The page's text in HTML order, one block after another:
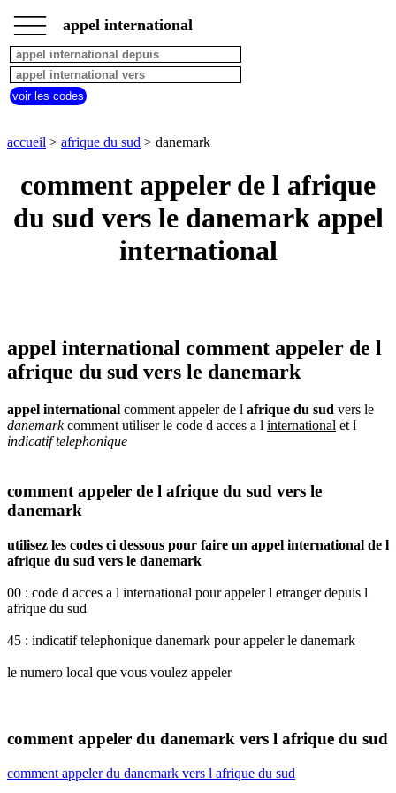
accueil
afrique
du
sud
appel
depuis
par
I J K L M
N
O
P Q R S T
U
___
___ appel international
voir les codes
accueil > afrique du sud > danemark
comment appeler de l afrique
du sud vers le danemark appel
international
appel international comment appeler de l
afrique du sud vers le danemark
appel international comment appeler de l afrique du sud vers le
danemarkcomment utiliser le code d acces a l international et l
indicatif telephonique
comment appeler de l afrique du sud vers le
danemark
utilisez les codes ci dessous pour faire un appel international de l
afrique du sud vers le danemark
00 : code d acces a l international pour appeler l etranger depuis l
afrique du sud
45 : indicatif telephonique danemark pour appeler le danemark
le numero local que vous voulez appeler
comment appeler du danemark vers l afrique du sud
comment appeler du danemark vers l afrique du sud